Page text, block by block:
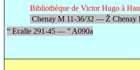
Bibliothèque de Victor Hugo à
Chenay M 11-36/32 — Ž
“Ecalle 291-45 — ”A090a